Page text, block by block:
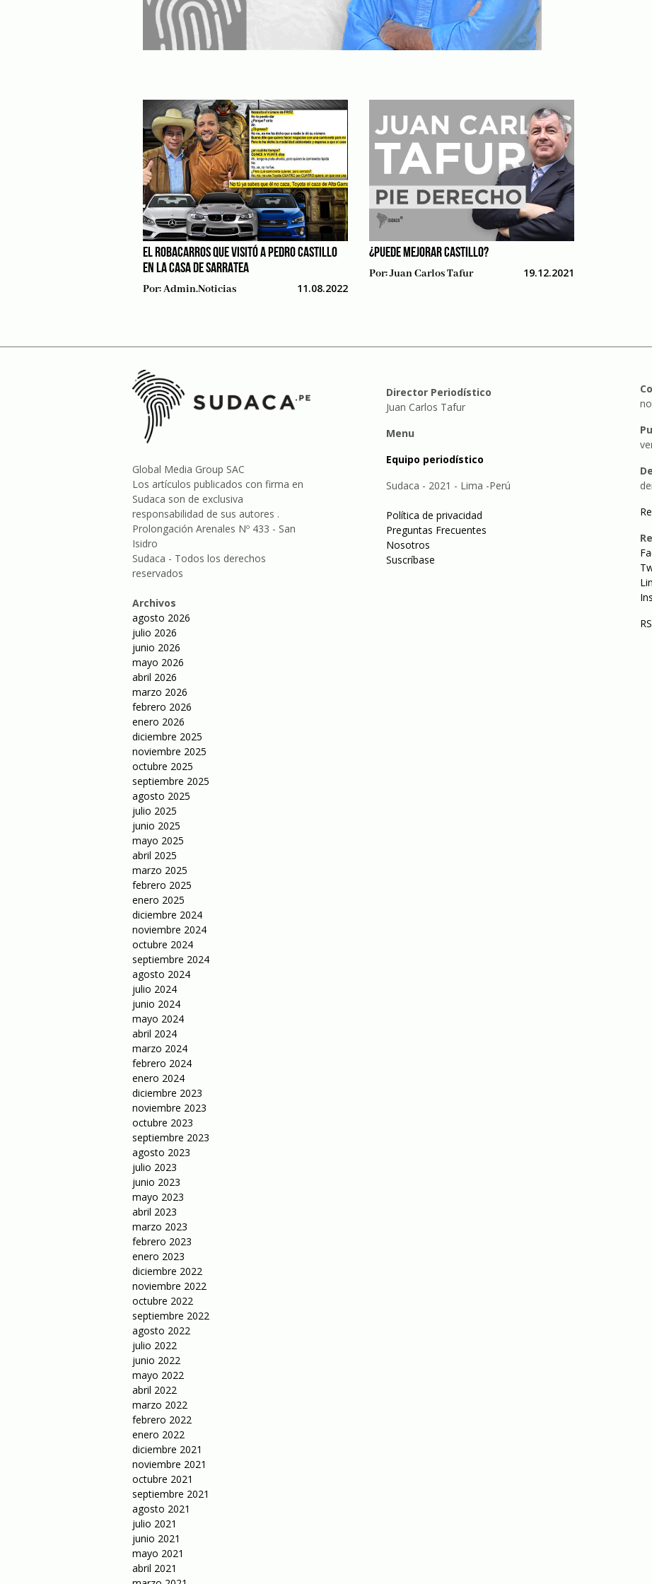
EL ROBACARROS QUE VISITÓ A PEDRO CASTILLO
EN LA CASA DE SARRATEA
Por:Admin.noticias 11.08.2022
¿PUEDE MEJORAR CASTILLO?
Por:Juan Carlos Tafur 19.12.2021
Global Media Group SAC
Los artículos publicados con firma en
Sudaca son de exclusiva
responsabilidad de sus autores .
Prolongación Arenales Nº 433 - San
Isidro
Sudaca - Todos los derechos
reservados
Archivos
agosto 2026
julio 2026
junio 2026
mayo 2026
abril 2026
marzo 2026
febrero 2026
enero 2026
diciembre 2025
noviembre 2025
octubre 2025
septiembre 2025
agosto 2025
julio 2025
junio 2025
mayo 2025
abril 2025
marzo 2025
febrero 2025
enero 2025
diciembre 2024
noviembre 2024
octubre 2024
septiembre 2024
agosto 2024
julio 2024
junio 2024
mayo 2024
abril 2024
marzo 2024
febrero 2024
enero 2024
diciembre 2023
noviembre 2023
octubre 2023
septiembre 2023
agosto 2023
julio 2023
junio 2023
mayo 2023
abril 2023
marzo 2023
febrero 2023
enero 2023
diciembre 2022
noviembre 2022
octubre 2022
septiembre 2022
agosto 2022
julio 2022
junio 2022
mayo 2022
abril 2022
marzo 2022
febrero 2022
enero 2022
diciembre 2021
noviembre 2021
octubre 2021
septiembre 2021
agosto 2021
julio 2021
junio 2021
mayo 2021
abril 2021
Director Periodístico
Juan Carlos Tafur
Menu
Equipo periodístico
Sudaca - 2021 - Lima -Perú
Política de privacidad
Preguntas Frecuentes
Nosotros
Suscríbase